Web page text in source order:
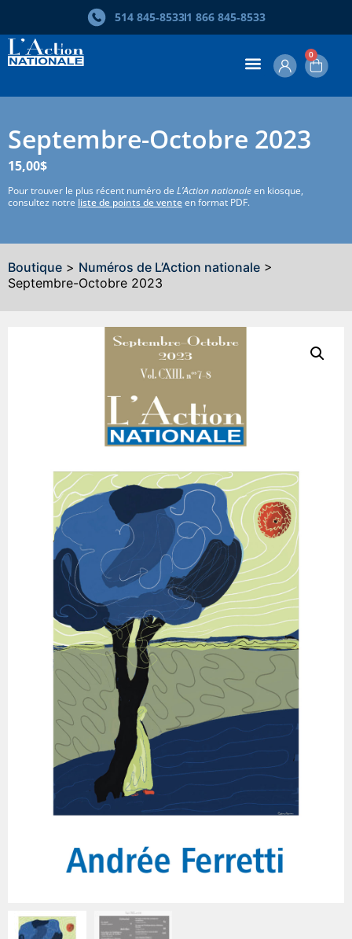
514 845‑85331 866 845‑8533
0
Septembre-Octobre 2023
15,00$
Pour trouver le plus récent numéro de L’Action nationaleen kiosque,
consultez notre liste de points de venteen format PDF.
Boutique > Numéros de L’Action nationale >
Septembre-Octobre 2023